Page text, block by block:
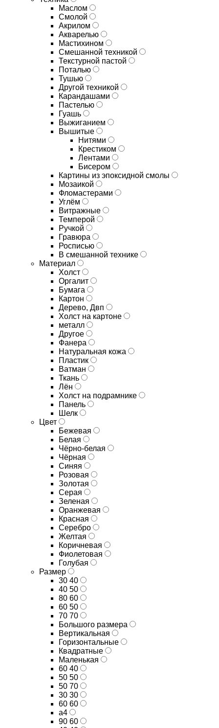
Маслом
Смолой
Акрилом
Акварелью
Мастихином
Смешанной техникой
Текстурной пастой
Поталью
Тушью
Другой техникой
Карандашами
Пастелью
Гуашь
Выжиганием
Вышитые
Нитями
Крестиком
Лентами
Бисером
Картины из эпоксидной смолы
Мозаикой
Фломастерами
Углём
Витражные
Темперой
Ручкой
Гравюра
Росписью
В смешанной технике
Материал
Холст
Оргалит
Бумага
Картон
Дерево, Двп
Холст на картоне
металл
Другое
Фанера
Натуральная кожа
Пластик
Ватман
Ткань
Лён
Холст на подрамнике
Панель
Шелк
Цвет
Бежевая
Белая
Чёрно-белая
Чёрная
Синяя
Розовая
Золотая
Серая
Зеленая
Оранжевая
Красная
Серебро
Желтая
Коричневая
Фиолетовая
Голубая
Размер
30 40
40 50
80 60
60 50
70 70
Большого размера
Вертикальная
Горизонтальные
Квадратные
Маленькая
60 40
50 50
50 70
30 30
60 60
а4
90 60